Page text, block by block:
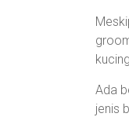
Ada
jenis